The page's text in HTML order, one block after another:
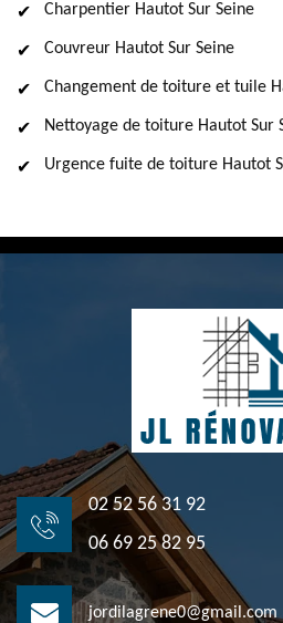
Charpentier Hautot Sur Seine
Couvreur Hautot Sur Seine
Changement de toiture et tuile
Nettoyage de toiture Hautot Sur
Urgence fuite de toiture Hautot
02 52 56 31 92
06 69 25 82 95
jordilagrene0@gmail.com